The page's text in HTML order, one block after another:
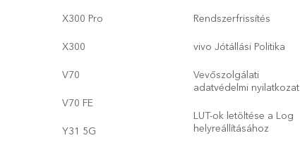
X300 Pro
X300
V70
V70 FE
Y31 5G
Rendszerfrissítés
vivo Jótállási Politika
Vevőszolgálati
adatvédelmi nyilatkozat
LUT-ok letöltése a Log
helyreállításához